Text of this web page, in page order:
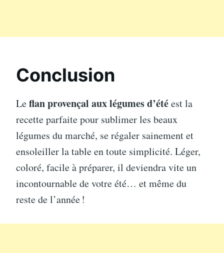
Conclusion
Leflan provençal aux légumes d’étéest la
recette parfaite pour sublimer les beaux
légumes du marché, se régaler sainement et
ensoleiller la table en toute simplicité. Léger,
coloré, facile à préparer, il deviendra vite un
incontournable de votre été… et même du
reste de l’année !